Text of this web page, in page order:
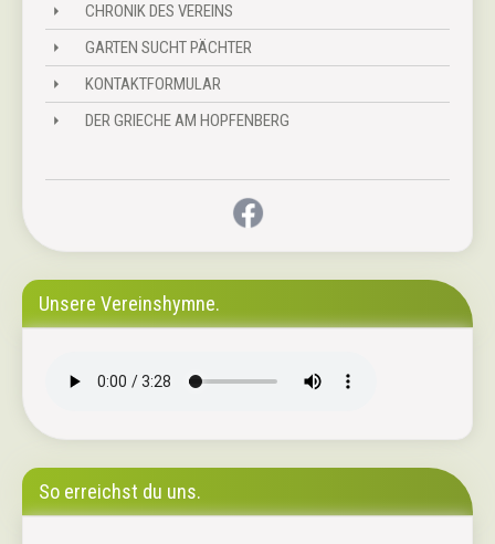
⏵ CHRONIK DES VEREINS
⏵ GARTEN SUCHT PÄCHTER
⏵ KONTAKTFORMULAR
⏵ DER GRIECHE AM HOPFENBERG
Unsere Vereinshymne.
So erreichst du uns.